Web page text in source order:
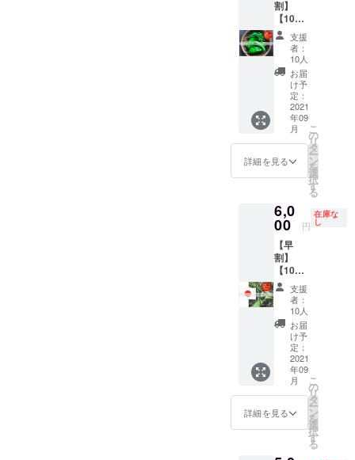
せしま
す。 ・
ミキ
サー
（また
はブレ
ダー）
をつか
うメ
ニュー
があり
ます。
あらか
ださ
い。 ・
激辛調
味料を
仕込み
しま
す。
ゴーグ
ルとビ
ニール
手袋の
ご用意
をお願
いしま
す。 料
理教室
講師）
プサ
ジュエ
ラ：チ
キンと
ヨーグ
ルトの
基本の
インド
カレー
・プ
リック
チン
ダー：
タイの
カレー
の素
– と
うがら
し詰め
合わ
せ：1kg
を想定
参加さ
れる方
へのご
確認事
項） ・
オンラ
イン教
室の時
間内に
講師と
一緒に
によっ
て異な
ります
が、1株
あたり
300g〜
1kg程度
になり
ます。
・お届
け時期
は生育
状況に
応じ
動しま
す。詳
細は状
況を見
て相談
させて
くださ
い。
きるだ
け重な
らない
ように
並べて
置く。
風通し
の良い
日陰の
場所
で、自
燥。完
了の目
面にシ
ワがた
くさん
でき、
振ると
中で種
が転が
るのが
わかる
程度。
※但し、
生食限
定のと
うがら
しでは
乾燥保
存は不
可。
出てお
いしい
（辛く
はなり
ませ
ん） プ
リック
チン
ダー：
トムヤ
ものな
ど 保存
存：乾
燥しな
いよう
に保存
袋や
ラップ
で密閉
し、野
菜室に
入れ
る。水
分は傷
みの原
因にな
るた
きと
る。 冷
存：1つ
限定】
ピクル
スやサ
ルサ
ソース
など 保
存方
法） 冷
蔵保
存：乾
燥しな
に保存
袋や
し、野
菜室に
入れ
る。水
分は傷
みの原
因にな
るた
め、拭
きと
る。 冷
凍保
存：1つ
ずつ
む。 乾
燥保
て変動
しま
す。予
めご了
承くだ
さい。
調理方
法） 島
とうが
らし：
コー
レー
グース
肉みそ
など 八
房とう
がら
し：酢
漬けや
薬味な
ど。青
とうが
らしは
お米と
一緒に
炊くと
ダシが
出てお
（辛く
はなり
をチョ
イス
（写真
はイ
メージ
です）
プサ
ジュエ
ラ、中
国大牛
角椒、
ハラ
ペー
どを想
定。 ・
を想定
・品種/
発送量/
時期
は、生
育状況
によっ
て変動
しま
す。予
めご了
承くだ
さい。
調理方
割】
【10個
限定！
とうが
らしア
ジアン
1kgセッ
ト（辛
さレベ
ル：🌶
🌶）】
・十色
の畑で
採れた
中でア
ジア系
のとう
がらし
をチョ
イス
中国大
牛角
椒、プ
サジュ
エラ、
八房と
うがら
し、プ
リック
チン
ダーな
1kgを想
支援
者：
10人
お届
け予
定：
2021
年09
月
詳細を見る
こ
の
リ
タ
ー
ン
を
選
択
す
る
6,0
00 円
在庫な
し
【早
割】
【10個
限定！
とうが
らし和
製1kg
セット
（辛さ
レベ
ル：🌶🌶
）】 ・
十色の
畑で採
れたと
支援
者：
10人
お届
け予
定：
2021
年09
月
詳細を見る
こ
の
リ
タ
ー
ン
を
選
択
す
る